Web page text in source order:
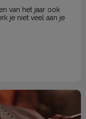
van het jaar ook
je niet veel aan je